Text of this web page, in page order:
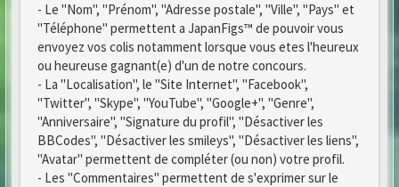
- Le "Nom", "Prénom", "Adresse postale", "Ville", "Pays" et
"Téléphone" permettent a JapanFigs™ de pouvoir vous
envoyez vos colis notamment lorsque vous etes l'heureux
ou heureuse gagnant(e) d'un de notre concours.
- La "Localisation", le "Site Internet", "Facebook",
"Twitter", "Skype", "YouTube", "Google+", "Genre",
"Anniversaire", "Signature du profil", "Désactiver les
BBCodes", "Désactiver les smileys", "Désactiver les liens",
"Avatar" permettent de compléter (ou non) votre profil.
- Les "Commentaires" permettent de s'exprimer sur le